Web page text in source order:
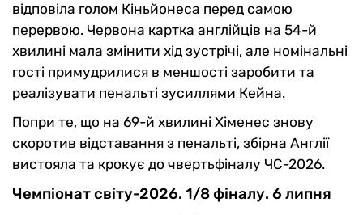
відповіла голом Кіньйонеса перед самою
перервою. Червона картка англійців на 54-й
хвилині мала змінити хід зустрічі, але номінальні
гості примудрилися в меншості заробити та
реалізувати пенальті зусиллями Кейна.
Попри те, що на 69-й хвилині Хіменес знову
скоротив відставання з пенальті, збірна Англії
вистояла та крокує до чвертьфіналу ЧС-2026.
Чемпіонат світу-2026. 1/8 фіналу. 6 липня